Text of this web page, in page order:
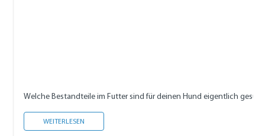
Welche Bestandteile im Futter sind für deinen Hund eigentlich
WEITERLESEN